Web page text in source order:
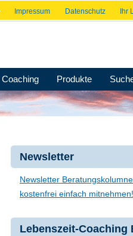
Impressum Datenschutz Ihr
Coaching Produkte
Newsletter
Newsletter
kostenfrei einfach mitnehmen!
Lebenszeit-Coaching